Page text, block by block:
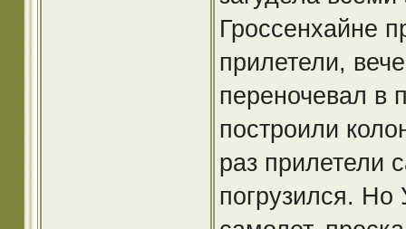
Гроссенхайне
прилетели,
переночевал в
построили
раз прилетели
погрузился. Но